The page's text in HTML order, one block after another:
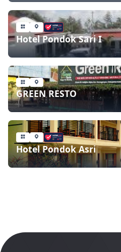
Hotel Pondok Sari I
GREEN RESTO
Hotel Pondok Asri